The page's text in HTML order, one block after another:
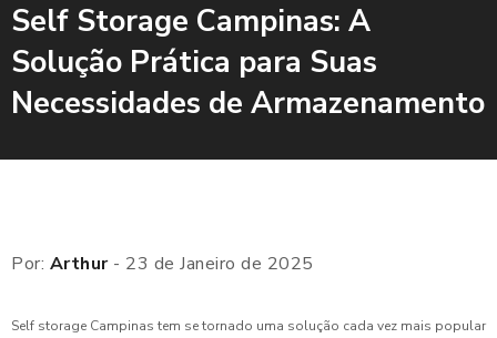
Self Storage Campinas: A
Solução Prática para Suas
Necessidades de Armazenamento
Por: Arthur- 23 de Janeiro de 2025
Self storage Campinas tem se tornado uma solução cada vez mais popular